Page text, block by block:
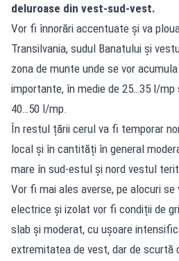
deluroase din vest-sud-vest.
Vor fi înnorări accentuate și va
Transilvania, sudul Banatului și
zona de munte unde se vor
importante, în medie de 25…35 l/
40…50 l/mp.
În restul țării cerul va fi temporar
local și în cantități în general
mare în sud-estul și nord vestul
Vor fi mai ales averse, pe alocuri
electrice și izolat vor fi condiții de
slab și moderat, cu ușoare
extremitatea de vest, dar de scurtă